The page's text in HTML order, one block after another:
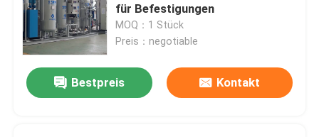
für Befestigungen
MOQ：1 Stück
Preis：negotiable
Bestpreis Kontakt